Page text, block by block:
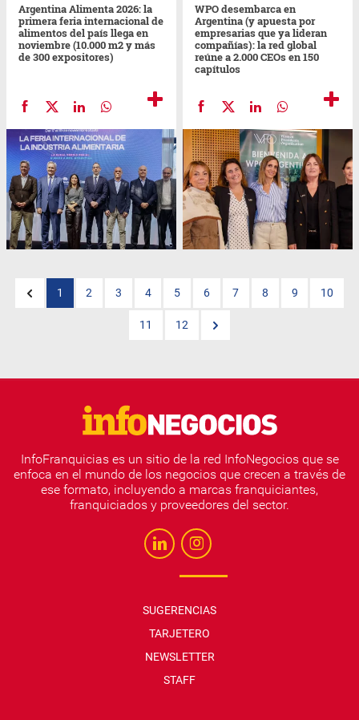
Argentina Alimenta 2026: la
primera feria internacional de
alimentos del país llega en
noviembre (10.000 m2 y más
de 300 expositores)
WPO desembarca en
Argentina (y apuesta por
empresarias que ya lideran
compañías): la red global
reúne a 2.000 CEOs en 150
capítulos
1 2 3 4 5 6 7 8 9 10
11 12
InfoFranquicias es un sitio de la red InfoNegocios que se
enfoca en el mundo de los negocios que crecen a través de
ese formato, incluyendo a marcas franquiciantes,
franquiciados y proveedores del sector.
SUGERENCIAS
TARJETERO
NEWSLETTER
STAFF